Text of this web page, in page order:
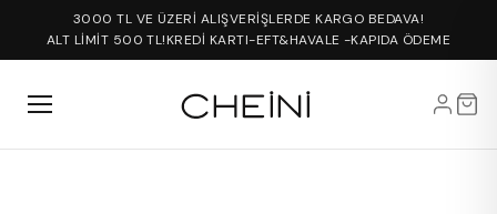
3000 TL VE ÜZERİ ALIŞVERİŞLERDE KARGO BEDAVA!
ALT LİMİT 500 TL!KREDİ KARTI-EFT&HAVALE -KAPIDA ÖDEME